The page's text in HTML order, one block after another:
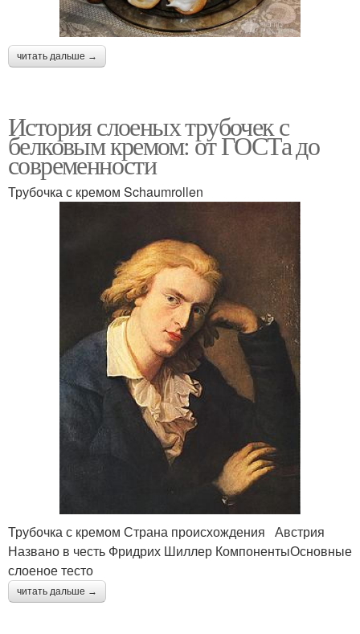
читать дальше →
История слоеных трубочек с
белковым кремом: от ГОСТа до
современности
Трубочка с кремом Schaumrollen
Трубочка с кремом Страна происхождения Австрия
Названо в честь Фридрих Шиллер КомпонентыОсновные
слоеное тесто
читать дальше →